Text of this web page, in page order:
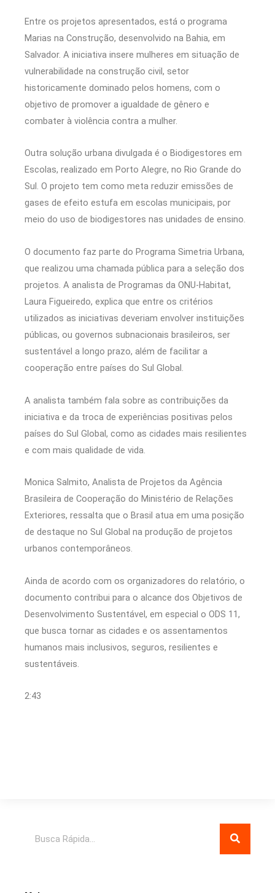
Entre os projetos apresentados, está o programa
Marias na Construção, desenvolvido na Bahia, em
Salvador. A iniciativa insere mulheres em situação de
vulnerabilidade na construção civil, setor
historicamente dominado pelos homens, com o
objetivo de promover a igualdade de gênero e
combater à violência contra a mulher.
Outra solução urbana divulgada é o Biodigestores em
Escolas, realizado em Porto Alegre, no Rio Grande do
Sul. O projeto tem como meta reduzir emissões de
gases de efeito estufa em escolas municipais, por
meio do uso de biodigestores nas unidades de ensino.
O documento faz parte do Programa Simetria Urbana,
que realizou uma chamada pública para a seleção dos
projetos. A analista de Programas da ONU-Habitat,
Laura Figueiredo, explica que entre os critérios
utilizados as iniciativas deveriam envolver instituições
públicas, ou governos subnacionais brasileiros, ser
sustentável a longo prazo, além de facilitar a
cooperação entre países do Sul Global.
A analista também fala sobre as contribuições da
iniciativa e da troca de experiências positivas pelos
países do Sul Global, como as cidades mais resilientes
e com mais qualidade de vida.
Monica Salmito, Analista de Projetos da Agência
Brasileira de Cooperação do Ministério de Relações
Exteriores, ressalta que o Brasil atua em uma posição
de destaque no Sul Global na produção de projetos
urbanos contemporâneos.
Ainda de acordo com os organizadores do relatório, o
documento contribui para o alcance dos Objetivos de
Desenvolvimento Sustentável, em especial o ODS 11,
que busca tornar as cidades e os assentamentos
humanos mais inclusivos, seguros, resilientes e
sustentáveis.
2:43